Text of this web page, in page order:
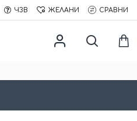
ЧЗВ ЖЕЛАНИ СРАВНИ